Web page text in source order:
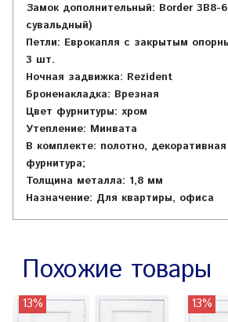
Замок дополнительный: Border 3B8-
сувальдный)
Петли: Еврокапля с закрытым
3 шт.
Ночная задвижка: Rezident
Броненакладка: Врезная
Цвет фурнитуры: хром
Утепление: Минвата
В комплекте: полотно,
фурнитура;
Толщина металла: 1,8 мм
Назначение: Для квартиры, офиса
Похожие товары
13% 13%